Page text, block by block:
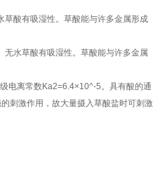
草酸有吸湿性。草酸能与许多金属形成
无水草酸有吸湿性。草酸能与许多金属
电离常数Ka2=6.4×10^-5。具有酸的通
刺激作用，故大量摄入草酸盐时可刺激